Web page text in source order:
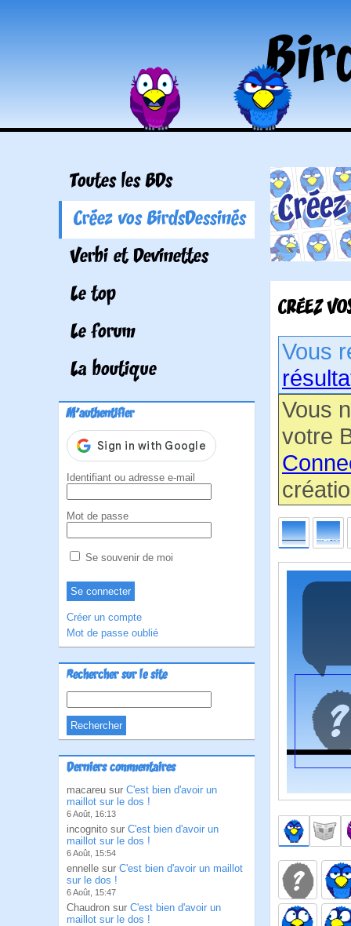
Toutes les BDs
Créez vos BirdsDessinés
Verbi et Devinettes
Le top
Le forum
La boutique
M'authentifier
Identifiant ou adresse e-mail
Mot de passe
Se souvenir de moi
Créer un compte
Mot de passe oublié
Rechercher sur le site
Derniers commentaires
macareu sur C'est bien d'avoir un
maillot sur le dos !
6 Août, 16:13
incognito sur C'est bien d'avoir un
maillot sur le dos !
6 Août, 15:54
ennelle sur C'est bien d'avoir un maillot
sur le dos !
6 Août, 15:47
Chaudron sur C'est bien d'avoir un
maillot sur le dos !
CRÉEZ
Vous
Vous
votre